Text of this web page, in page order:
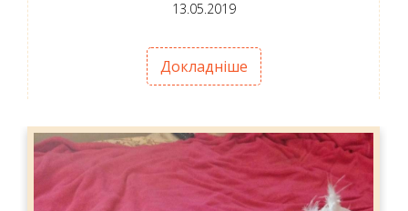
13.05.2019
Докладніше